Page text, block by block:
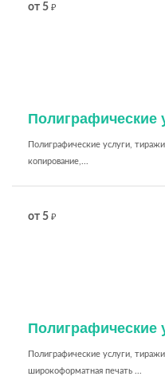
от 5 ₽
Полиграфические
Полиграфические услуги,
копирование,...
от 5 ₽
Полиграфические
Полиграфические услуги,
широкоформатная печать ...